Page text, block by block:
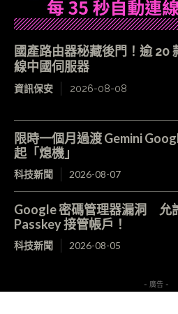
國產路由器秘藏後門！逾 20
線中國伺服器
資訊保安 2026-08-08
限時一個月過渡 Gemini
起「熄機」
科技新聞 2026-08-07
Google 密碼管理器漏洞 允
Passkey 接管帳戶！
科技新聞 2026-08-05
- 廣告 -